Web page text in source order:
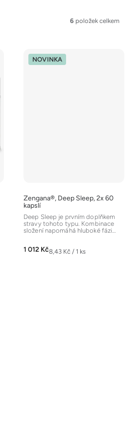
6 položek celkem
NOVINKA
Zengana®, Deep Sleep, 2x 60
kapslí
1 012 KčMěrná
8,43 Kč / 1 ks
Deep Sleep je prvním doplňkem
stravy tohoto typu. Kombinace
složení napomáhá hluboké fázi